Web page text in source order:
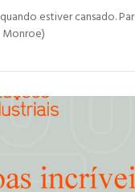
estiver cansado.
Monroe)